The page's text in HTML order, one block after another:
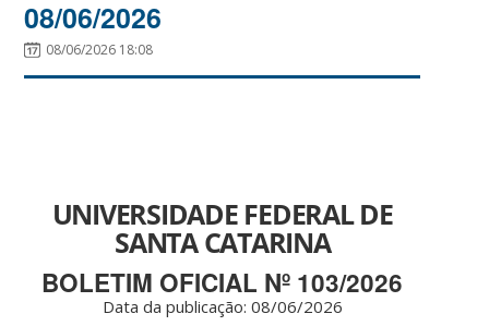
08/06/2026
08/06/2026 18:08
UNIVERSIDADE FEDERAL DE
SANTA CATARINA
BOLETIM OFICIAL Nº 103/2026
Data da publicação: 08/06/2026